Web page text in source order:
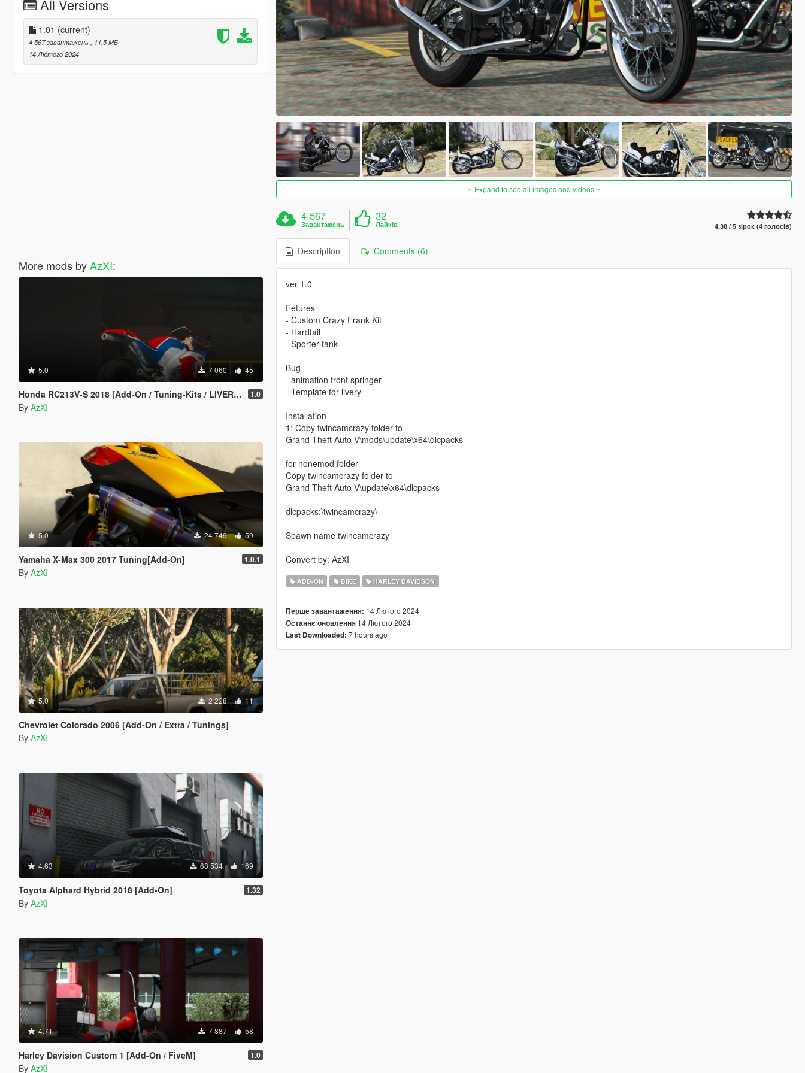
All Versions
1.01 (current)
4 567 завантажень
, 11,5 МБ
14 Лютого 2024
More mods byAzXI:
5.0 7 060 45
Honda RC213V-S 2018 [Add-On / Tuning-Kits / LIVERY / Template / Unlock ] 1.0
By AzXI
5.0 24 749 59
Yamaha X-Max 300 2017 Tuning[Add-On] 1.0.1
By AzXI
5.0 2 228 11
Chevrolet Colorado 2006 [Add-On / Extra / Tunings]
By AzXI
4.63 68 534 169
Toyota Alphard Hybrid 2018 [Add-On] 1.32
By AzXI
4.71 7 887 58
Harley Davision Custom 1 [Add-On / FiveM] 1.0
By AzXI
Expand to see all images and videos
4 567
Завантажень
32
Лайків 4.38 / 5 зірок (4 голосів)
Description Comments (6)
ver 1.0
Fetures
- Custom Crazy Frank Kit
- Hardtail
- Sporter tank
Bug
- animation front springer
- Template for livery
Installation
1: Copy twincamcrazy folder to
Grand Theft Auto V\mods\update\x64\dlcpacks
for nonemod folder
Copy twincamcrazy folder to
Grand Theft Auto V\update\x64\dlcpacks
dlcpacks:\twincamcrazy\
Spawn name twincamcrazy
Convert by: AzXI
ADD-ON BIKE HARLEY DAVIDSON
Перше завантаження: 14 Лютого 2024
Останнє оновлення14 Лютого 2024
Last Downloaded: 7 hours ago